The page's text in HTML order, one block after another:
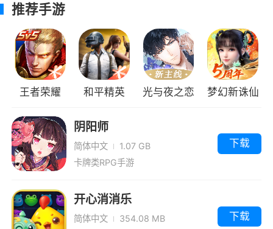
推荐手游
王者荣耀 和平精英 光与夜之恋 梦幻新诛仙
阴阳师
简体中文
1.07 GB
卡牌类RPG手游
下载
开心消消乐
简体中文
354.08 MB
下载